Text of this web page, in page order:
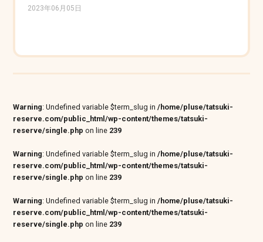
2023年06月05日
Warning: Undefined variable $term_slug in/home/pluse/tatsuki-
reserve.com/public_html/wp-content/themes/tatsuki-
reserve/single.php on line 239
Warning: Undefined variable $term_slug in/home/pluse/tatsuki-
reserve.com/public_html/wp-content/themes/tatsuki-
reserve/single.php on line 239
Warning: Undefined variable $term_slug in/home/pluse/tatsuki-
reserve.com/public_html/wp-content/themes/tatsuki-
reserve/single.php on line 239